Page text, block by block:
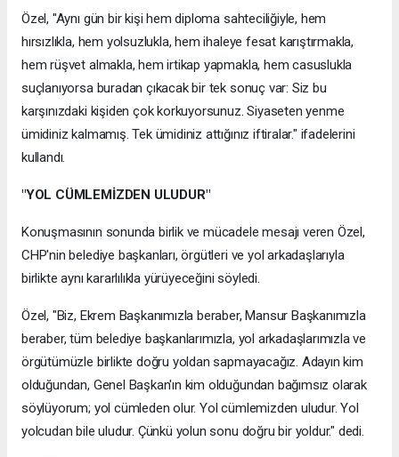
Özel, "Aynı gün bir kişi hem diploma sahteciliğiyle, hem
hırsızlıkla, hem yolsuzlukla, hem ihaleye fesat karıştırmakla,
hem rüşvet almakla, hem irtikap yapmakla, hem casuslukla
suçlanıyorsa buradan çıkacak bir tek sonuç var: Siz bu
karşınızdaki kişiden çok korkuyorsunuz. Siyaseten yenme
ümidiniz kalmamış. Tek ümidiniz attığınız iftiralar." ifadelerini
kullandı.
"YOL CÜMLEMİZDEN ULUDUR"
Konuşmasının sonunda birlik ve mücadele mesajı veren Özel,
CHP'nin belediye başkanları, örgütleri ve yol arkadaşlarıyla
birlikte aynı kararlılıkla yürüyeceğini söyledi.
Özel, "Biz, Ekrem Başkanımızla beraber, Mansur Başkanımızla
beraber, tüm belediye başkanlarımızla, yol arkadaşlarımızla ve
örgütümüzle birlikte doğru yoldan sapmayacağız. Adayın kim
olduğundan, Genel Başkan'ın kim olduğundan bağımsız olarak
söylüyorum; yol cümleden olur. Yol cümlemizden uludur. Yol
yolcudan bile uludur. Çünkü yolun sonu doğru bir yoldur." dedi.